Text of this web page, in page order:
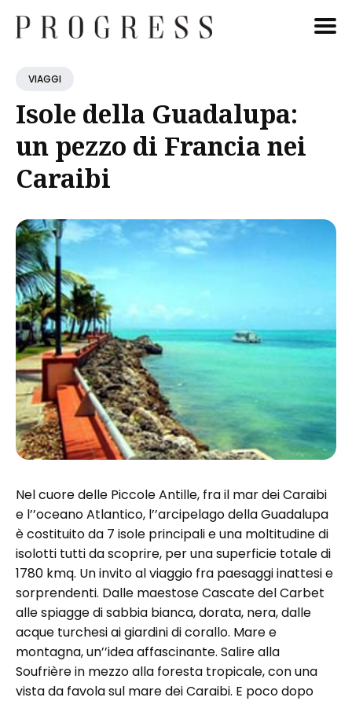
Cerca
VIAGGI
Isole della Guadalupa:
un pezzo di Francia nei
Caraibi
Nel cuore delle Piccole Antille, fra il mar dei Caraibi
e l’’oceano Atlantico, l’’arcipelago della Guadalupa
è costituito da 7 isole principali e una moltitudine di
isolotti tutti da scoprire, per una superficie totale di
1780 kmq. Un invito al viaggio fra paesaggi inattesi e
sorprendenti. Dalle maestose Cascate del Carbet
alle spiagge di sabbia bianca, dorata, nera, dalle
acque turchesi ai giardini di corallo. Mare e
montagna, un’’idea affascinante. Salire alla
Soufrière in mezzo alla foresta tropicale, con una
vista da favola sul mare dei Caraibi. E poco dopo